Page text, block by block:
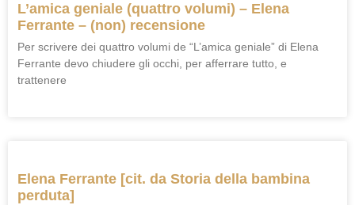
L’amica geniale (quattro volumi) – Elena
Ferrante – (non) recensione
Per scrivere dei quattro volumi de “L’amica geniale” di Elena
Ferrante devo chiudere gli occhi, per afferrare tutto, e
trattenere
Elena Ferrante [cit. da Storia della bambina
perduta]